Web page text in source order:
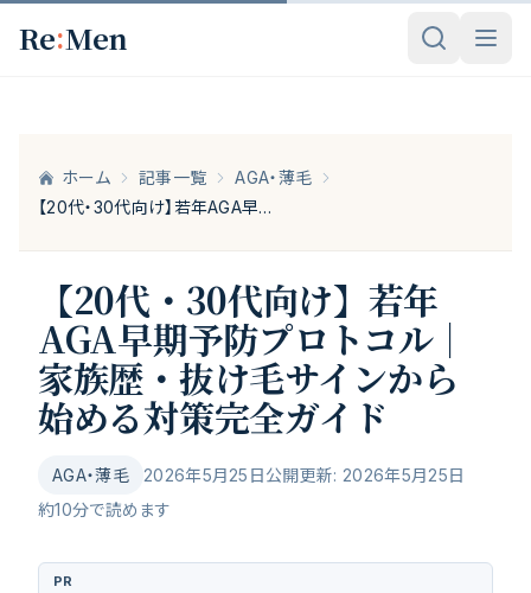
Re:Men
ホーム 記事一覧
AGA・薄毛
【20代・30代向け】若年AGA早期予防プロトコル｜家族歴・抜け毛サインから始める対策完全ガイド
【20代・30代向け】若年
AGA早期予防プロトコル｜
家族歴・抜け毛サインから
始める対策完全ガイド
AGA・薄毛 2026年5月25日公開更新: 2026年5月25日
約10分で読めます
PR